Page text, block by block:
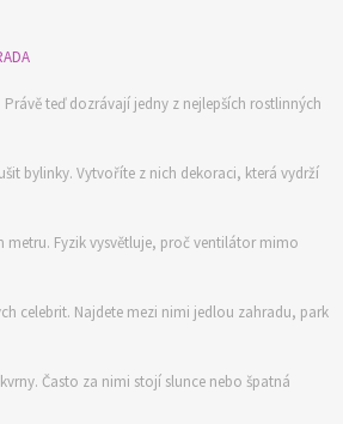
teď dozrávají jedny z nejlepších rostlinných
bylinky. Vytvoříte z nich dekoraci, která vydrží
metru. Fyzik vysvětluje, proč ventilátor mimo
celebrit. Najdete mezi nimi jedlou zahradu, park
Často za nimi stojí slunce nebo špatná